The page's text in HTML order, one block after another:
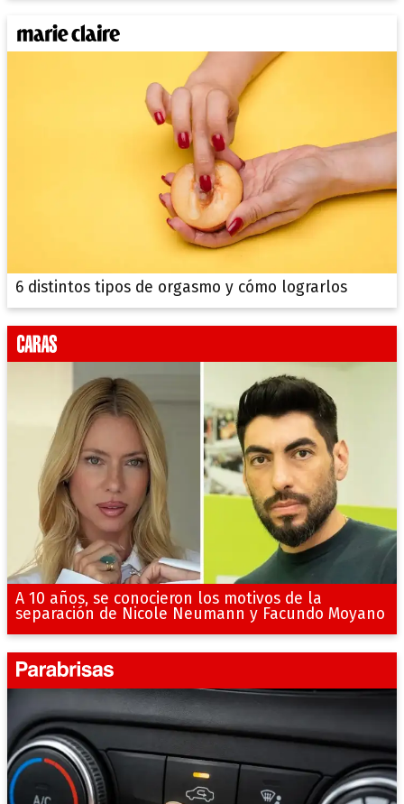
6 distintos tipos de orgasmo y cómo lograrlos
A 10 años, se conocieron los motivos de la
separación de Nicole Neumann y Facundo Moyano